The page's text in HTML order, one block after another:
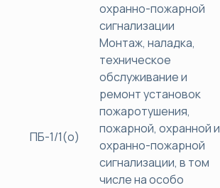
охранно-пожарной
сигнализации
ПБ-1/1(о)
Монтаж, наладка,
техническое
обслуживание и
ремонт установок
пожаротушения,
пожарной, охранной и
охранно-пожарной
сигнализации, в том
числе на особо